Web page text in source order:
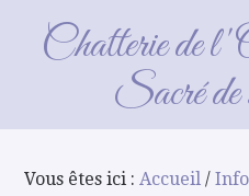
Chatterie de
Sacré
Vous êtes ici :Accueil /